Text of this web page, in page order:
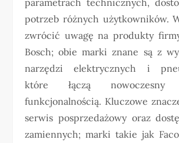
potrzeb różnych użytkowników.
zwrócić uwagę na produkty
Bosch; obie marki znane są z
narzędzi elektrycznych i
które łączą
funkcjonalnością. Kluczowe
serwis posprzedażowy oraz
zamiennych; marki takie jak